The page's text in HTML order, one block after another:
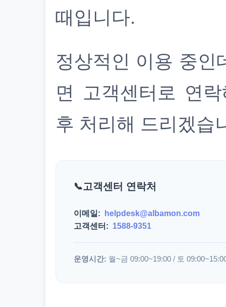
때입니다.
정상적인 이용 중인
면 고객센터로 연
후 처리해 드리겠습
고객센터 연락처
이메일:
helpdesk@albamon.com
고객센터: 1588-9351
운영시간: 월~금 09:00~19:00 / 토